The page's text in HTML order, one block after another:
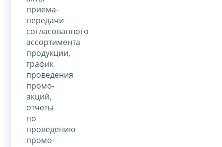
приема-
передачи
согласованного
ассортимента
продукции,
график
проведения
промо-
акций,
отчеты
по
проведению
промо-